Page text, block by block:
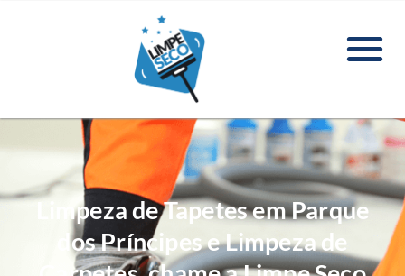
Limpeza de Tapetes em Parque
dos Príncipes e Limpeza de